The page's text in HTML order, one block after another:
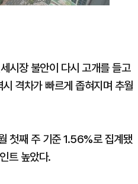
시장 불안이 다시 고개를 들고
격차가 빠르게 좁혀지며 추월
첫째 주 기준 1.56%로 집계됐
트 높았다.